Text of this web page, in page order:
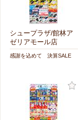
シュープラザ/館林ア
ゼリアモール店
感謝を込めて 決算SALE